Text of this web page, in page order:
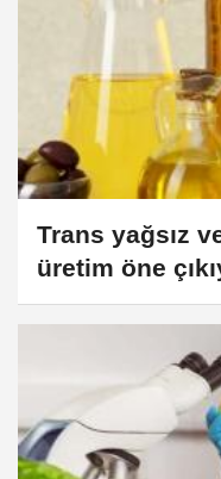
Trans yağsız
üretim öne
maddelerine